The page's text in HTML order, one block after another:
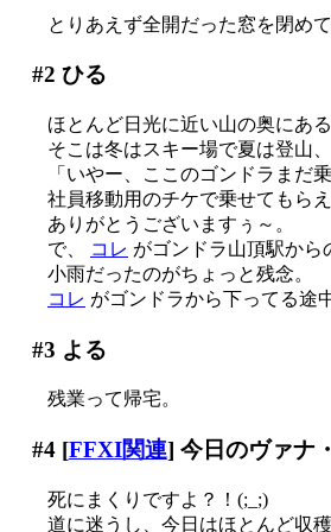
とりあえず全開だった窓を閉め
#2 ひる
ほとんど日光に近い山の奥にあ
そこは冬はスキー場で夏は登山
「いやー、ここのゴンドラまだ
社員移動用のチケで乗せてもら
ありがとうございますぅ～。
で、
コレ がゴンドラ山頂駅から
小雨だったのがちょっと残念。
コレ がゴンドラから下ってる途
#3 よる
残業って帰宅。
#4[FFXI関連] 今日のヴァナ
死にまくりですよ？！(;_;)
道に迷うし、今日はほとんど収穫